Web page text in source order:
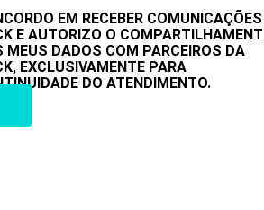
EM RECEBER
E AUTORIZO O
MEUS DADOS COM PARCEIROS DA
EXCLUSIVAMENTE PARA
DO ATENDIMENTO.